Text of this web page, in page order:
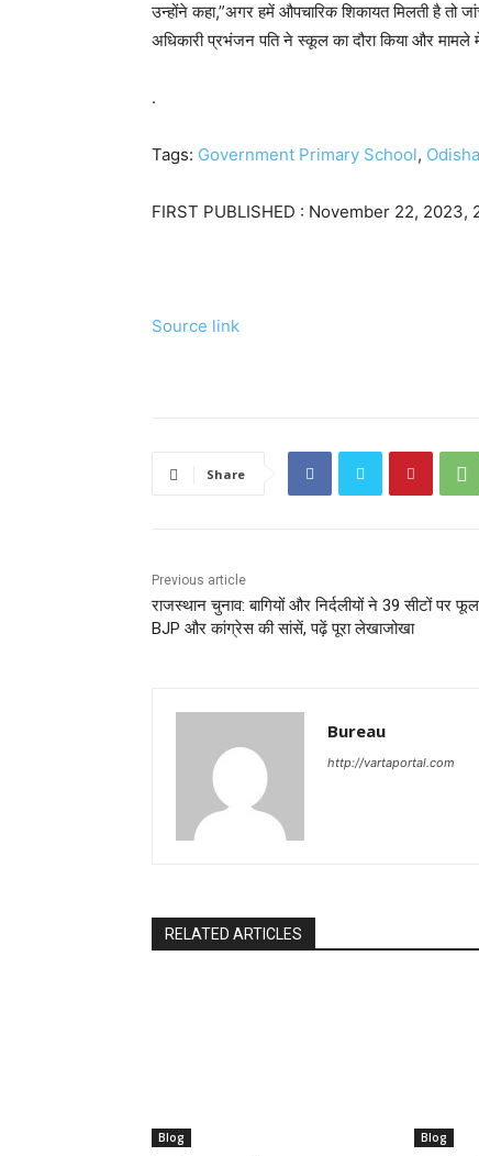
उन्होंने कहा,”अगर हमें औपचारिक शिकायत मिलती है तो
अधिकारी प्रभंजन पति ने स्कूल का दौरा किया और मामले
.
Tags: Government Primary School,
FIRST PUBLISHED : November 22, 2023,
Source link
Share
Previous article
राजस्थान चुनाव: बागियों और निर्दलीयों ने 39 सीटों पर
BJP और कांग्रेस की सांसें, पढ़ें पूरा लेखाजोखा
Bureau
http://vartaportal.com
RELATED ARTICLES
Blog Blog